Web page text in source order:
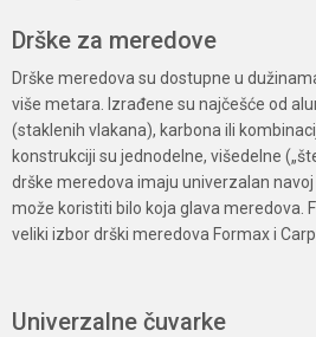
Drške za meredove
Drške meredova su dostupne u
više metara. Izrađene su najčešće od
(staklenih vlakana), karbona ili
konstrukciji su jednodelne, višedelne
drške meredova imaju univerzalan
može koristiti bilo koja glava meredova.
veliki izbor drški meredova Formax i Carp
Univerzalne čuvarke